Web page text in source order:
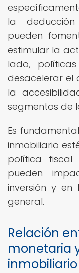
la
pueden
estimular la
lado,
desacelerar el
la
segmentos de
Es
inmobiliario
política fiscal
pueden
inversión y
general.
Relación
monetaria